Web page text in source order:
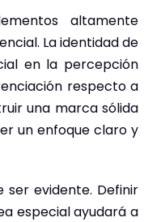
altamente
La identidad de
en la percepción
respecto a
una marca sólida
un enfoque claro y
ser evidente. Definir
especial ayudará a